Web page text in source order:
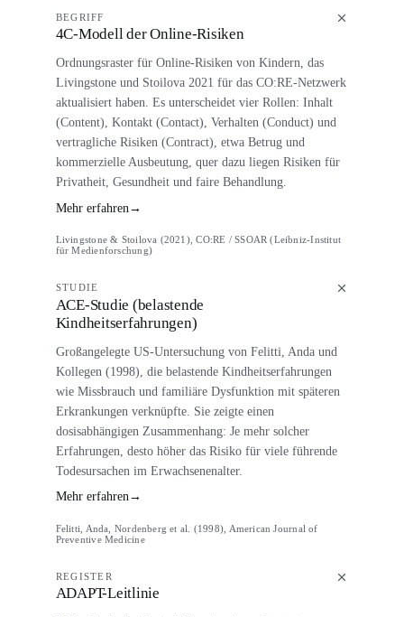
BEGRIFF
4C-Modell der Online-Risiken
Ordnungsraster für Online-Risiken von Kindern, das
Livingstone und Stoilova 2021 für das CO:RE-Netzwerk
aktualisiert haben. Es unterscheidet vier Rollen: Inhalt
(Content), Kontakt (Contact), Verhalten (Conduct) und
vertragliche Risiken (Contract), etwa Betrug und
kommerzielle Ausbeutung, quer dazu liegen Risiken für
Privatheit, Gesundheit und faire Behandlung.
Mehr erfahren →
Livingstone & Stoilova (2021), CO:RE / SSOAR (Leibniz-Institut
für Medienforschung)
STUDIE
ACE-Studie (belastende
Kindheitserfahrungen)
Großangelegte US-Untersuchung von Felitti, Anda und
Kollegen (1998), die belastende Kindheitserfahrungen
wie Missbrauch und familiäre Dysfunktion mit späteren
Erkrankungen verknüpfte. Sie zeigte einen
dosisabhängigen Zusammenhang: Je mehr solcher
Erfahrungen, desto höher das Risiko für viele führende
Todesursachen im Erwachsenenalter.
Mehr erfahren→
Felitti, Anda, Nordenberg et al. (1998), American Journal of
Preventive Medicine
REGISTER
ADAPT-Leitlinie